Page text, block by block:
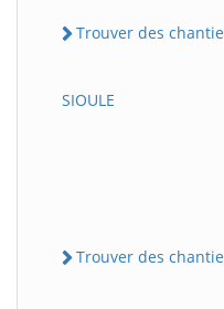
Trouver des
SIOULE
Trouver des